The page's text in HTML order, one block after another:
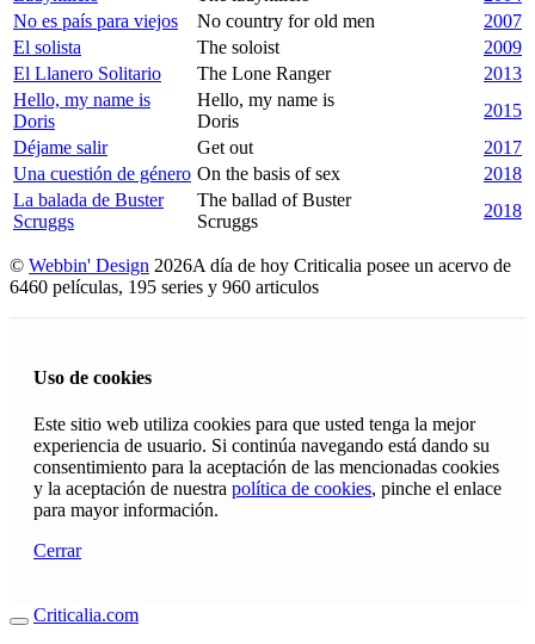
No es país para viejos
No country for old men
2007
El solista
The soloist
2009
El Llanero Solitario
The Lone Ranger
2013
Hello, my name is
Doris
Hello, my name is
Doris
2015
Déjame salir
Get out
2017
Una cuestión de género On the basis of sex
2018
La balada de Buster
Scruggs
The ballad of Buster
Scruggs
2018
© Webbin' Design 2026A día de hoy Criticalia posee un acervo de
6460 películas, 195 series y 960 articulos
Uso de cookies
Este sitio web utiliza cookies para que usted tenga la mejor
experiencia de usuario. Si continúa navegando está dando su
consentimiento para la aceptación de las mencionadas cookies
y la aceptación de nuestra política de cookies, pinche el enlace
para mayor información.
Cerrar
Criticalia.com